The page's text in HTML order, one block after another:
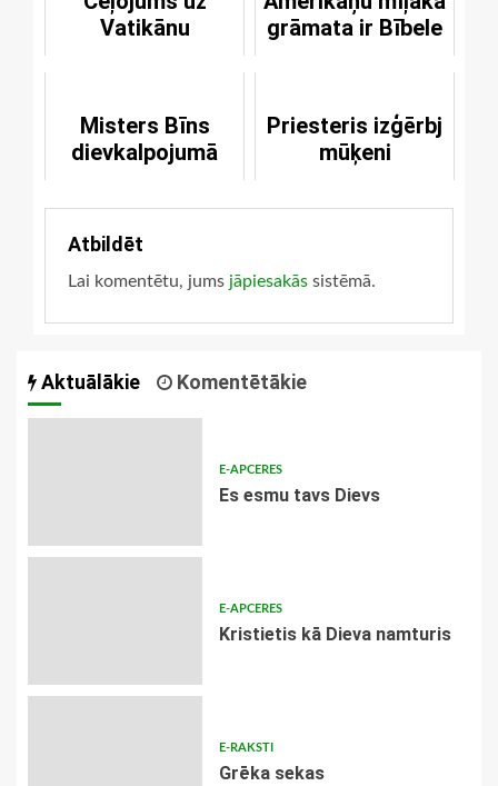
Vatikānu
grāmata ir Bībele
Misters Bīns
dievkalpojumā
Priesteris izģērbj
mūķeni
Atbildēt
Lai komentētu, jums jāpiesakās sistēmā.
Aktuālākie Komentētākie
E-APCERES
Es esmu tavs Dievs
E-APCERES
Kristietis kā Dieva namturis
E-RAKSTI
Grēka sekas